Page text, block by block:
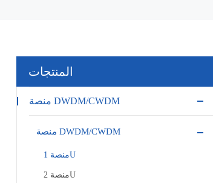
المنتجات
منصة DWDM/CWDM
منصة DWDM/CWDM
منصة 1U
منصة 2U